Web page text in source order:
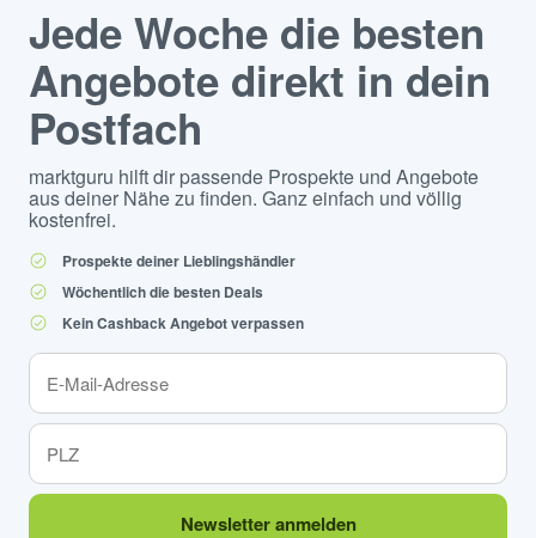
Jede Woche die besten
Angebote direkt in dein
Postfach
marktguru hilft dir passende Prospekte und Angebote
aus deiner Nähe zu finden. Ganz einfach und völlig
kostenfrei.
Prospekte deiner Lieblingshändler
Wöchentlich die besten Deals
Kein Cashback Angebot verpassen
Newsletter anmelden